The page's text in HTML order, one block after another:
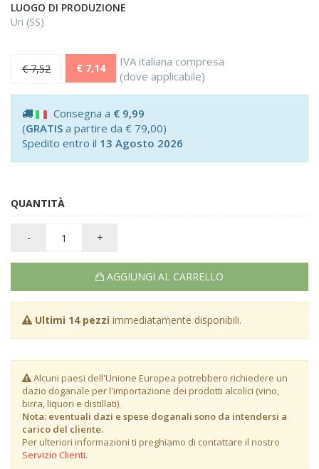
LUOGO DI PRODUZIONE
Uri (SS)
€ 7,52 € 7,14
IVA italiana compresa
(dove applicabile)
Consegna a € 9,99
(GRATIS a partire da € 79,00)
Spedito entro il 13 Agosto 2026
QUANTITÀ
- +
AGGIUNGI AL CARRELLO
Ultimi 14 pezzi immediatamente disponibili.
Alcuni paesi dell'Unione Europea potrebbero richiedere un
dazio doganale per l'importazione dei prodotti alcolici (vino,
birra, liquori e distillati).
Nota: eventuali dazi e spese doganali sono da intendersi a
carico del cliente.
Per ulteriori informazioni ti preghiamo di contattare il nostro
Servizio Clienti.